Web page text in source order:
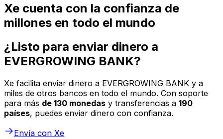
Xe cuenta con la confianza de
millones en todo el mundo
¿Listo para enviar dinero a
EVERGROWING BANK?
Xe facilita enviar dinero a EVERGROWING BANK y a
miles de otros bancos en todo el mundo. Con soporte
para más de 130 monedas y transferencias a 190
países, puedes enviar dinero con confianza.
Envía con Xe